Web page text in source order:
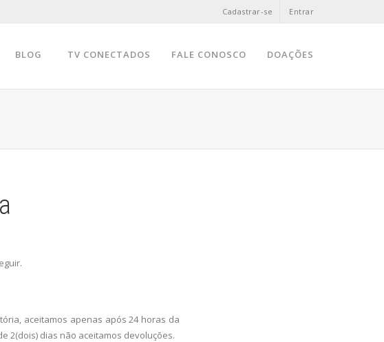
Entrar
Cadastrar-se
BLOG TV CONECTADOS FALE CONOSCO DOAÇÕES
aceitamos apenas após 24 horas da
2(dois) dias não aceitamos devoluções.